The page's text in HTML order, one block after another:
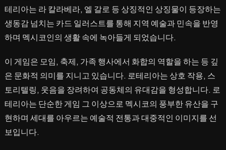
테리아는 라 칼라베라, 엘 갈로 등 상징적인 상징물이 등장하는
생동감 넘치는 카드 일러스트를 통해 지역 예술과 민속을 반영
하며 멕시코인의 생활 속에 녹아들게 되었습니다.
이 게임은 모임, 축제, 가족 행사에서 화합의 역할을 하는 등 깊
은 문화적 의미를 지니고 있습니다. 로테리아는 상호 작용, 스
토리텔링, 웃음을 장려하여 공동체의 유대감을 형성합니다. 로
테리아는 단순한 게임 그 이상으로 멕시코의 풍부한 유산을 구
현하며 세대를 아우르는 예술적 전통과 대중적인 이미지를 선
보입니다.